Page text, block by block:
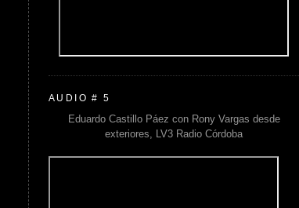
AUDIO # 5
Eduardo Castillo Páez con Rony Vargas desde
exteriores, LV3 Radio Córdoba